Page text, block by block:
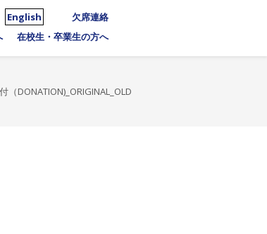
English
欠席連絡
在校生・卒業生の方へ
（DONATION)_ORIGINAL_OLD